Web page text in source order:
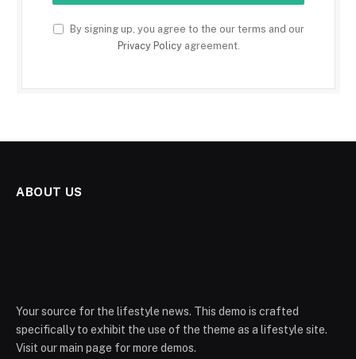
By signing up, you agree to the our terms and our
Privacy Policyagreement.
ABOUT US
Your source for the lifestyle news. This demo is crafted
specifically to exhibit the use of the theme as a lifestyle site.
Visit our main page for more demos.